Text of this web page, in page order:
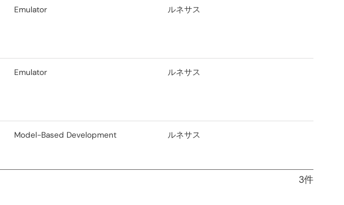
名
Emulator ルネサス
Emulator ルネサス
Model-Based Development ルネサス
3件